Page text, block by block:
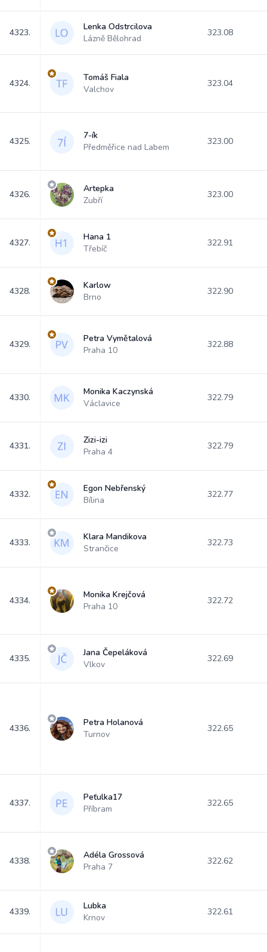
4323.
Lenka Odstrcilova
Lázně Bělohrad
323.08
4324.
Tomáš Fiala
Valchov
323.04
4325.
7-ík
Předměřice nad Labem
323.00
4326.
Artepka
Zubří
323.00
4327.
Hana 1
Třebíč
322.91
4328.
Karlow
Brno
322.90
4329.
Petra Vymětalová
Praha 10
322.88
4330.
Monika Kaczynská
Václavice
322.79
4331.
Zizi-izi
Praha 4
322.79
4332.
Egon Nebřenský
Bílina
322.77
4333.
Klara Mandikova
Strančice
322.73
4334.
Monika Krejčová
Praha 10
322.72
4335.
Jana Čepeláková
Vlkov
322.69
4336.
Petra Holanová
Turnov
322.65
4337.
Peťulka17
Příbram
322.65
4338.
Adéla Grossová
Praha 7
322.62
4339.
Lubka
Krnov
322.61